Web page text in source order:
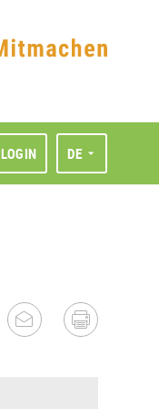
LOGIN DE